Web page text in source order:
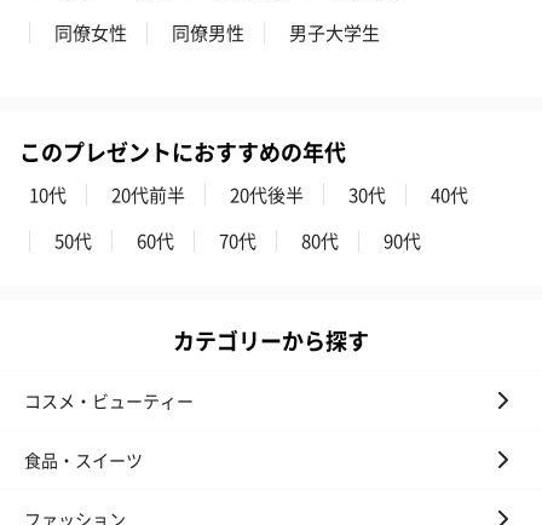
プレミアムビール イネ
酔鯨 純米吟醸 吟麗
おつまみ・その他
す。
同僚女性
同僚男性 男子大学生
このプレゼントにおすすめの年代
10代 20代前半 20代後半 30代
40代
50代
60代 70代 80代 90代
カテゴリーから探す
コスメ・ビューティー
食品・スイーツ
ファッション